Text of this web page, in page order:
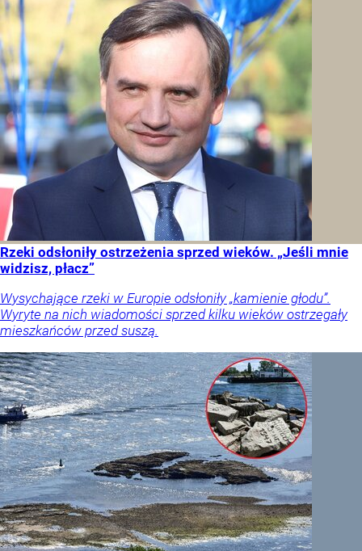
Rzeki odsłoniły ostrzeżenia sprzed wieków. „Jeśli mnie
widzisz, płacz”
Wysychające rzeki w Europie odsłoniły „kamienie głodu”.
Wyryte na nich wiadomości sprzed kilku wieków ostrzegały
mieszkańców przed suszą.